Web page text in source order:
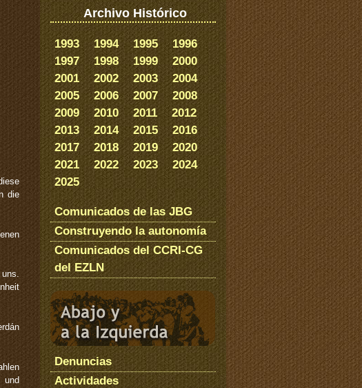
die
Archivo Histórico
1993 1994 1995
1996
1997
1998 1999
2000
2001
2002 2003
2004
2005
2006 2007
2008
2009
2010 2011
2012
2013
2014 2015
2016
2017
2018 2019
2020
2021
2022 2023
2024
2025
Comunicados de las JBG
Construyendo la autonomía
Comunicados del CCRI-CG
del EZLN
Denuncias
Actividades